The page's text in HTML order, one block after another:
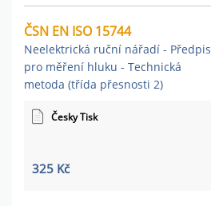
ČSN EN ISO 15744
Neelektrická ruční nářadí - Předpis
pro měření hluku - Technická
metoda (třída přesnosti 2)
Česky Tisk
325 Kč